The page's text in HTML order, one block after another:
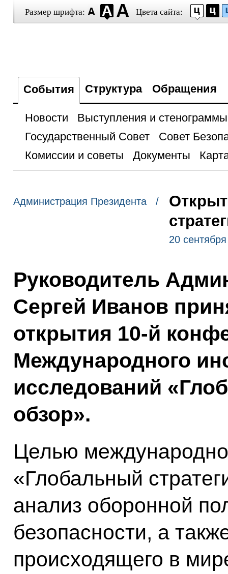
Размер шрифта: Цвета сайта:
События Структура Обращения
Новости
Выступления и стенограммы
Государственный Совет
Совет
Комиссии и советы
Документы
Администрация Президента /
20
Руководитель
Сергей Иванов
открытия 10-й
Международного
исследований
обзор».
Целью
«Глобальный
анализ оборонной
безопасности, а
происходящего в